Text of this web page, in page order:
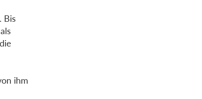
Bis
ihm